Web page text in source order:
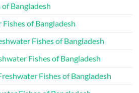
of Bangladesh
of Bangladesh
Fishes of Bangladesh
Fishes of Bangladesh
Fishes of Bangladesh